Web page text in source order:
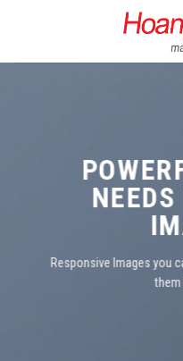
content
Responsive Images you
them